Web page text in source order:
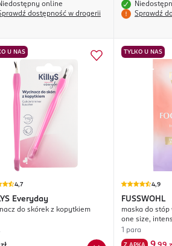
online
dostępność w drogerii
Sprawdź
U NAS
4,7
Everyday
do skórek z kopytkiem
TYLKO U NAS
4,9
FUSSWOHL
maska do stóp
one size,
Masło Shea,
1 para